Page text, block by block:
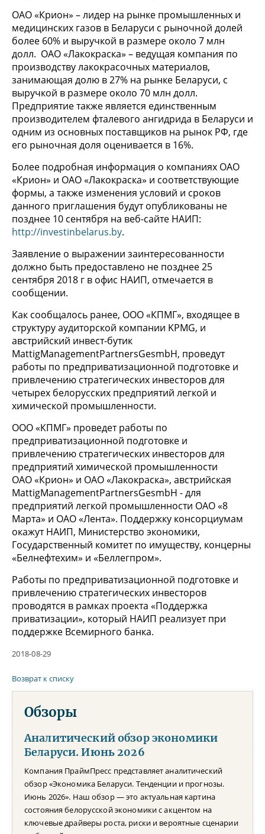
ОАО «Крион» – лидер на рынке промышленных и
медицинских газов в Беларуси с рыночной долей
более 60% и выручкой в размере около 7 млн
долл. ОАО «Лакокраска» – ведущая компания по
производству лакокрасочных материалов,
занимающая долю в 27% на рынке Беларуси, с
выручкой в размере около 70 млн долл.
Предприятие также является единственным
производителем фталевого ангидрида в Беларуси и
одним из основных поставщиков на рынок РФ, где
его рыночная доля оценивается в 16%.
Более подробная информация о компаниях ОАО
«Крион» и ОАО «Лакокраска» и соответствующие
формы, а также изменения условий и сроков
данного приглашения будут опубликованы не
позднее 10 сентября на веб-сайте НАИП:
http://investinbelarus.by.
Заявление о выражении заинтересованности
должно быть предоставлено не позднее 25
сентября 2018 г в офис НАИП, отмечается в
сообщении.
Как сообщалось ранее, ООО «КПМГ», входящее в
структуру аудиторской компании KPMG, и
австрийский инвест-бутик
МattigManagementPartnersGesmbH, проведут
работы по предприватизационной подготовке и
привлечению стратегических инвесторов для
четырех белорусских предприятий легкой и
химической промышленности.
ООО «КПМГ» проведет работы по
предприватизационной подготовке и
привлечению стратегических инвесторов для
предприятий химической промышленности
ОАО «Крион» и ОАО «Лакокраска», австрийская
MattigManagementPartnersGesmbH - для
предприятий легкой промышленности ОАО «8
Марта» и ОАО «Лента». Поддержку консорциумам
окажут НАИП, Министерство экономики,
Государственный комитет по имуществу, концерны
«Белнефтехим» и «Беллегпром».
Работы по предприватизационной подготовке и
привлечению стратегических инвесторов
проводятся в рамках проекта «Поддержка
приватизации», который НАИП реализует при
поддержке Всемирного банка.
2018-08-29
Возврат к списку
Обзоры
Аналитический обзор экономики
Беларуси. Июнь 2026
Компания ПраймПресс представляет аналитический
обзор «Экономика Беларуси. Тенденции и прогнозы.
Июнь 2026». Наш обзор — это актуальная картина
состояния белорусской экономики с акцентом на
ключевые драйверы роста, риски и вероятные сценарии